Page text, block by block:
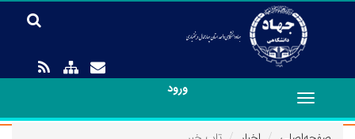
ورود
Toggle
navigation